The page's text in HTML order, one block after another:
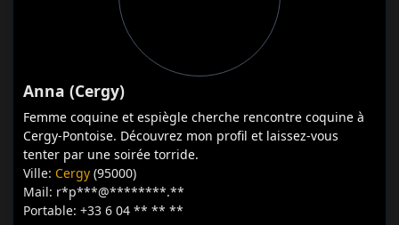
Anna (Cergy)
Femme coquine et espiègle cherche rencontre coquine à
Cergy-Pontoise. Découvrez mon profil et laissez-vous
tenter par une soirée torride.
Ville: Cergy (95000)
Mail: r*p***@********.**
Portable: +33 6 04 ** ** **